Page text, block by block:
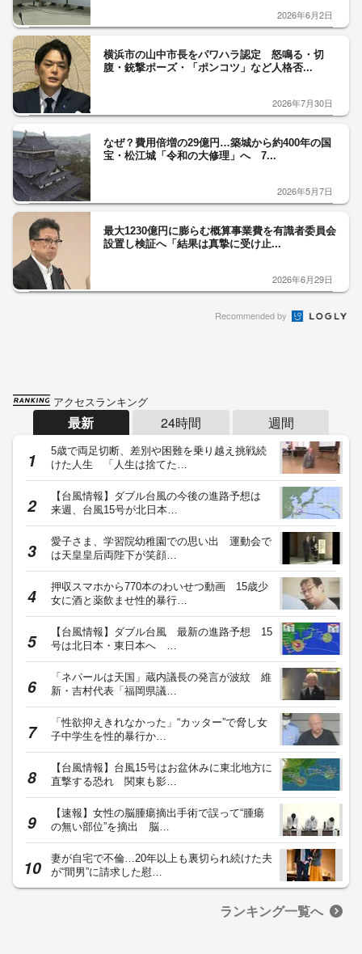
2026年6月2日
横浜市の山中市長をパワハラ認定 怒鳴る・切
腹・銃撃ポーズ・「ポンコツ」など人格否...
2026年7月30日
なぜ？費用倍増の29億円…築城から約400年の国
宝・松江城「令和の大修理」へ 7...
2026年5月7日
最大1230億円に膨らむ概算事業費を有識者委員会
設置し検証へ「結果は真摯に受け止...
2026年6月29日
Recommended by
アクセスランキング
最新 24時間 週間
5歳で両足切断、差別や困難を乗り越え挑戦続
けた人生 「人生は捨てた…
【台風情報】ダブル台風の今後の進路予想は
来週、台風15号が北日本…
愛子さま、学習院幼稚園での思い出 運動会で
は天皇皇后両陛下が笑顔…
押収スマホから770本のわいせつ動画 15歳少
女に酒と薬飲ませ性的暴行…
【台風情報】ダブル台風 最新の進路予想 15
号は北日本・東日本へ …
「ネパールは天国」蔵内議長の発言が波紋 維
新・吉村代表「福岡県議…
「性欲抑えきれなかった」“カッター”で脅し女
子中学生を性的暴行か…
【台風情報】台風15号はお盆休みに東北地方に
直撃する恐れ 関東も影…
【速報】女性の脳腫瘍摘出手術で誤って“腫瘍
の無い部位”を摘出 脳…
妻が自宅で不倫…20年以上も裏切られ続けた夫
が“間男”に請求した慰…
ランキング一覧へ